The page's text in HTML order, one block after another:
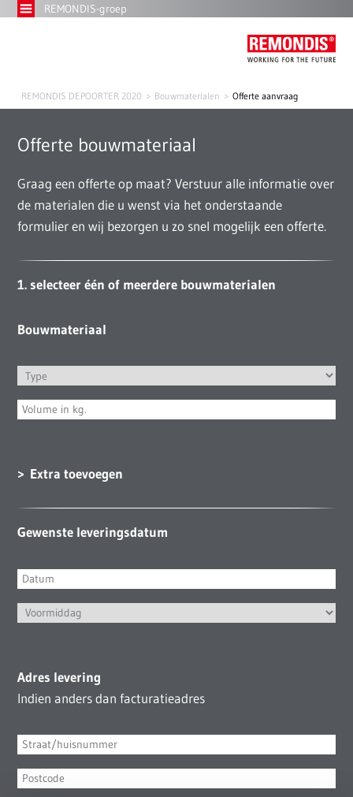
REMONDIS-groep
REMONDIS DEPOORTER 2020 Bouwmaterialen Offerte aanvraag
Offerte bouwmateriaal
Graag een offerte op maat? Verstuur alle informatie over
de materialen die u wenst via het onderstaande
formulier en wij bezorgen u zo snel mogelijk een offerte.
1. selecteer één of meerdere bouwmaterialen
Bouwmateriaal
Extra toevoegen
Gewenste leveringsdatum
Adres levering
Indien anders dan facturatieadres